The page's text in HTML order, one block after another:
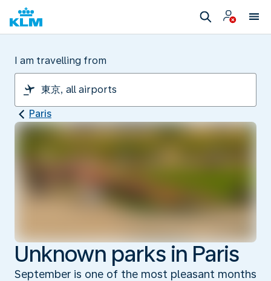
I am travelling from
Paris
Unknown parks in Paris
September is one of the most pleasant months